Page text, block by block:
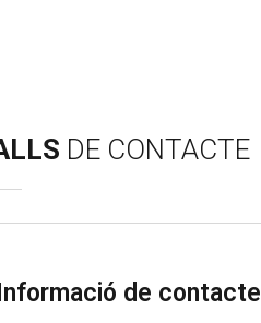
DE CONTACTE
Informació de contacte